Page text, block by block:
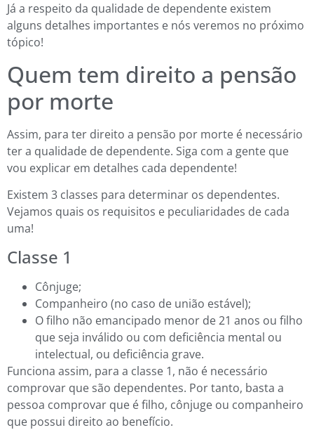
Já a respeito da qualidade de dependente existem
alguns detalhes importantes e nós veremos no próximo
tópico!
Quem tem direito a pensão
por morte
Assim, para ter direito a pensão por morte é necessário
ter a qualidade de dependente. Siga com a gente que
vou explicar em detalhes cada dependente!
Existem 3 classes para determinar os dependentes.
Vejamos quais os requisitos e peculiaridades de cada
uma!
Classe 1
Cônjuge;
Companheiro (no caso de união estável);
O filho não emancipado menor de 21 anos ou filho
que seja inválido ou com deficiência mental ou
intelectual, ou deficiência grave.
Funciona assim, para a classe 1, não é necessário
comprovar que são dependentes. Por tanto, basta a
pessoa comprovar que é filho, cônjuge ou companheiro
que possui direito ao benefício.